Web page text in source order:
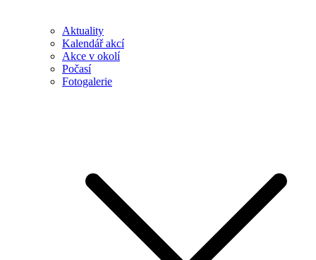
Aktuality
Kalendář akcí
Akce v okolí
Počasí
Fotogalerie